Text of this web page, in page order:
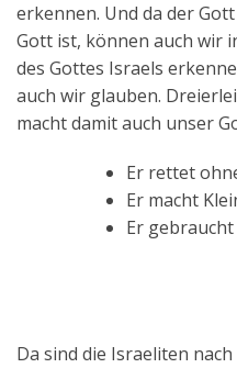
erkennen. Und da der
Gott ist, können auch wir
des Gottes Israels
auch wir glauben.
macht damit auch unser
Er rettet
Er macht
Er
Da sind die Israeliten